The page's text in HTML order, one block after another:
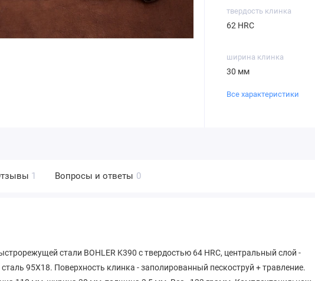
твердость клинка
62 HRC
ширина клинка
30 мм
Все характеристики
1 Вопросы и ответы 0
стали BOHLER K390 с твердостью 64 HRC, центральный слой -
95Х18. Поверхность клинка - заполированный пескоструй + травление.